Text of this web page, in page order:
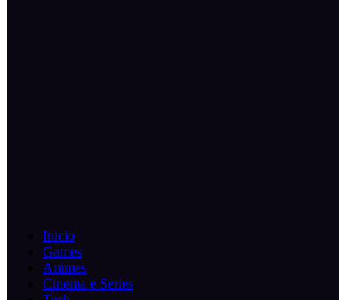
Inicio
Games
Animes
Cinema e Series